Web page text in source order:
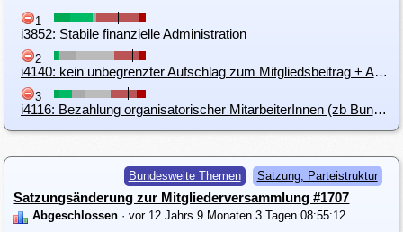
1
i3852: Stabile finanzielle Administration
2
i4140: kein unbegrenzter Aufschlag zum Mitgliedsbeitrag + Auskunftspflicht gegenüber allen Mitgliedern, sonst wie i3852
3
i4116: Bezahlung organisatorischer MitarbeiterInnen (zb Bundes- oder andere Sekretariate) mit Dienstleistungsscheck in Höhe 10,-/Stunde
Bundesweite Themen Satzung, Parteistruktur
Satzungsänderung zur Mitgliederversammlung #1707
Abgeschlossen · vor 12 Jahrs 9 Monaten 3 Tagen 08:55:12